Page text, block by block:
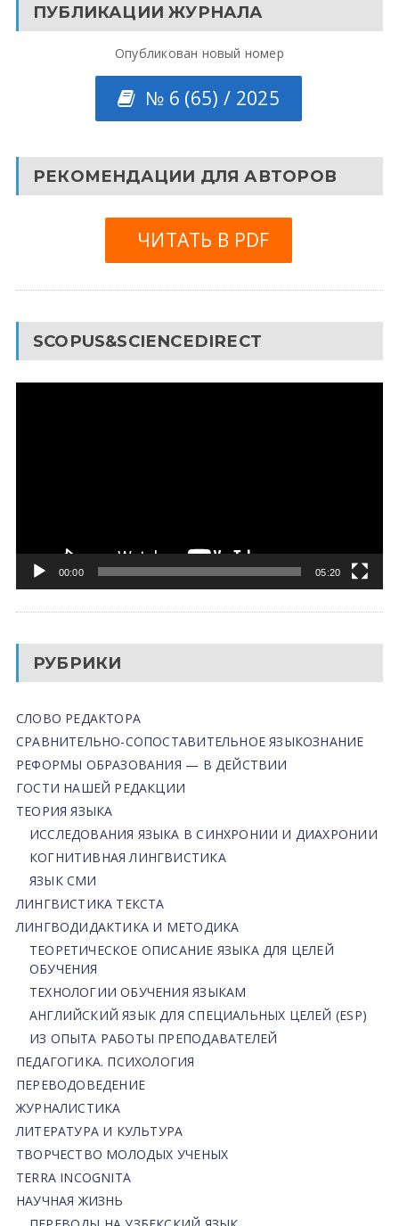
ПУБЛИКАЦИИ ЖУРНАЛА
Опубликован новый номер
№ 6 (65) / 2025
РЕКОМЕНДАЦИИ ДЛЯ АВТОРОВ
ЧИТАТЬ В PDF
SCOPUS&SCIENCEDIRECT
00:00 05:20
РУБРИКИ
СЛОВО РЕДАКТОРА
СРАВНИТЕЛЬНО-СОПОСТАВИТЕЛЬНОЕ ЯЗЫКОЗНАНИЕ
РЕФОРМЫ ОБРАЗОВАНИЯ — В ДЕЙСТВИИ
ГОСТИ НАШЕЙ РЕДАКЦИИ
ТЕОРИЯ ЯЗЫКА
ИССЛЕДОВАНИЯ ЯЗЫКА В СИНХРОНИИ И ДИАХРОНИИ
КОГНИТИВНАЯ ЛИНГВИСТИКА
ЯЗЫК СМИ
ЛИНГВИСТИКА ТЕКСТА
ЛИНГВОДИДАКТИКА И МЕТОДИКА
ТЕОРЕТИЧЕСКОЕ ОПИСАНИЕ ЯЗЫКА ДЛЯ ЦЕЛЕЙ
ОБУЧЕНИЯ
ТЕХНОЛОГИИ ОБУЧЕНИЯ ЯЗЫКАМ
АНГЛИЙСКИЙ ЯЗЫК ДЛЯ СПЕЦИАЛЬНЫХ ЦЕЛЕЙ (ESP)
ИЗ ОПЫТА РАБОТЫ ПРЕПОДАВАТЕЛЕЙ
ПЕДАГОГИКА. ПСИХОЛОГИЯ
ПЕРЕВОДОВЕДЕНИЕ
ЖУРНАЛИСТИКА
ЛИТЕРАТУРА И КУЛЬТУРА
ТВОРЧЕСТВО МОЛОДЫХ УЧЕНЫХ
TERRA INCOGNITA
НАУЧНАЯ ЖИЗНЬ